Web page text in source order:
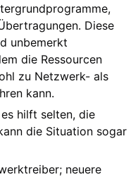
Diese
unbemerkt
die Ressourcen
zu Netzwerk- als
kann.
hilft selten, die
die Situation sogar
neuere